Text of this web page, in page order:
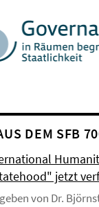
DEM SFB
jetzt
von Dr.